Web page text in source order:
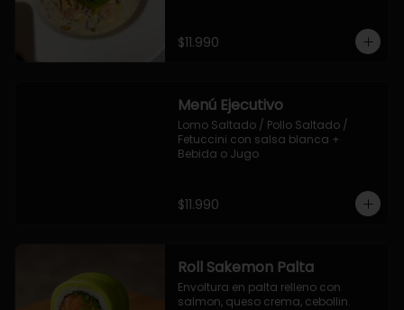
$11.990
Menú Ejecutivo
Lomo Saltado / Pollo Saltado /
Fetuccini con salsa blanca +
Bebida o Jugo
$11.990
Roll Sakemon Palta
Envoltura en palta relleno con
salmon, queso crema, cebollin.